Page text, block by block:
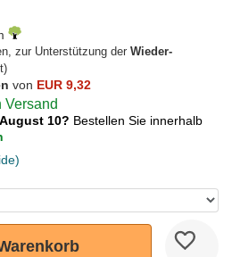
zur Unterstützung der Wieder-
von EUR 9,32
Versand
10? Bestellen Sie innerhalb